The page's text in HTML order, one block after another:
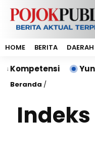
HOME BERITA DAERAH
Kompetensi
Beranda /